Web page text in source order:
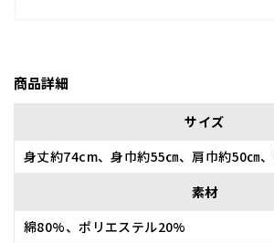
商品詳細
サイズ
身丈約74cm、身巾約55㎝、肩巾約50㎝
素材
綿80%、ポリエステル20%